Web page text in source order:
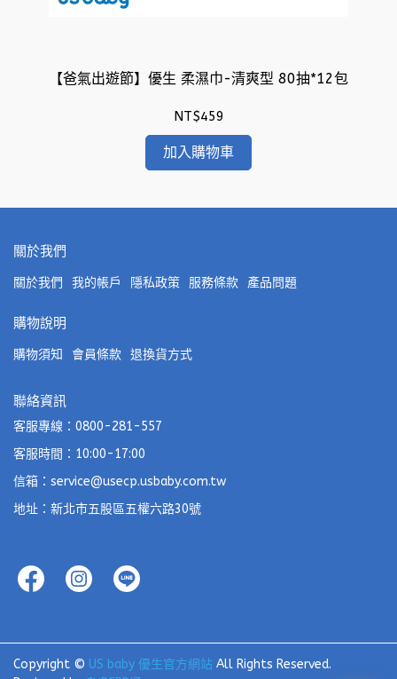
【爸氣出遊節】優生 柔濕巾-清爽型 80抽*12包
NT$459
加入購物車
關於我們
關於我們 我的帳戶 隱私政策 服務條款 產品問題
購物說明
購物須知 會員條款 退換貨方式
聯絡資訊
客服專線：0800-281-557
客服時間：10:00-17:00
信箱：service@usecp.usbaby.com.tw
地址：新北市五股區五權六路30號
Copyright © US baby 優生官方網站 All Rights Reserved.